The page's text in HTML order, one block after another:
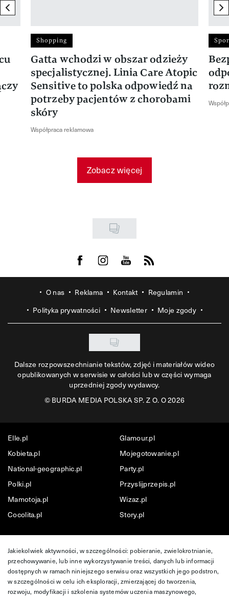
previous element
Shopping
Gatta wchodzi w obszar odzieży
specjalistycznej. Linia Care Atopic
Sensitive to polska odpowiedź na
potrzeby pacjentów z chorobami
skóry
Współpraca reklamowa
Zobacz więcej
Visit us on Facebook
Visit us on Instagram
Visit us on Youtube
Visit us on Rss
O nas Reklama Kontakt
Regulamin
Polityka prywatności
Newsletter Moje zgody
Dalsze rozpowszechnianie tekstów, zdjęć i materiałów wideo
opublikowanych w serwisie w całości lub w części wymaga
uprzedniej zgody wydawcy.
©BURDA MEDIA POLSKA SP. Z O. O 2026
Elle.pl
Glamour.pl
Kobieta.pl
Mojegotowanie.pl
National-geographic.pl
Party.pl
Polki.pl
Przyslijprzepis.pl
Mamotoja.pl
Wizaz.pl
Cocolita.pl
Story.pl
Jakiekolwiek aktywności, w szczególności: pobieranie, zwielokrotnianie,
przechowywanie, lub inne wykorzystywanie treści, danych lub informacji
dostępnych w ramach niniejszego serwisu oraz wszystkich jego podstron,
w szczególności w celu ich eksploracji, zmierzającej do tworzenia,
rozwoju, modyfikacji i szkolenia systemów uczenia maszynowego,